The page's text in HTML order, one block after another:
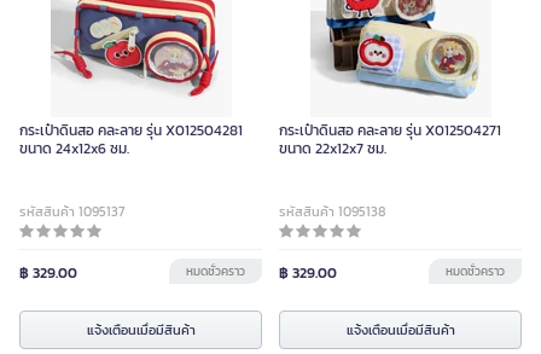
กระเป๋าดินสอ คละลาย รุ่น X012504281
ขนาด 24x12x6 ซม.
รหัสสินค้า 1095137
฿ 329.00 หมดชั่วคราว
แจ้งเตือนเมื่อมีสินค้า
กระเป๋าดินสอ คละลาย รุ่น X012504271
ขนาด 22x12x7 ซม.
รหัสสินค้า 1095138
฿ 329.00 หมดชั่วคราว
แจ้งเตือนเมื่อมีสินค้า